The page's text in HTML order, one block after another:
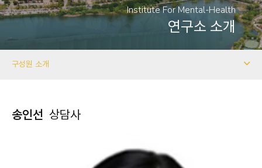
Institute For Mental-Health
연구소 소개
구성원 소개
송인선 상담사